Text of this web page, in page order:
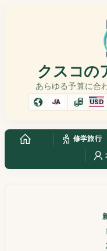
クスコの
あらゆる予算に合
JA USD
修学旅行